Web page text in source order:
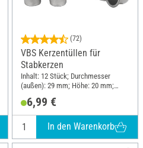
(72)
VBS Kerzentüllen für
Stabkerzen
Inhalt: 12 Stück; Durchmesser
(außen): 29 mm; Höhe: 20 mm;
6,99 €
In den Warenkorb